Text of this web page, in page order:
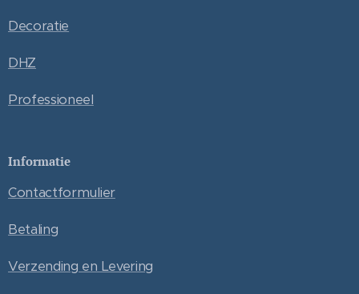
Decoratie
DHZ
Professioneel
Informatie
Contactformulier
Betaling
Verzending en Levering